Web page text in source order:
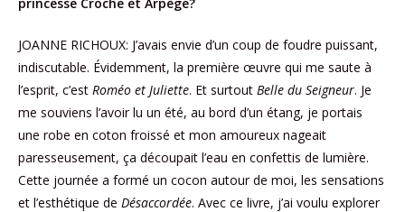
JOANNE RICHOUX: J’avais envie d’un coup de foudre puissant,
indiscutable. Évidemment, la première œuvre qui me saute à
l’esprit, c’est Roméo et Juliette. Et surtout Belle du Seigneur. Je
me souviens l’avoir lu un été, au bord d’un étang, je portais
une robe en coton froissé et mon amoureux nageait
paresseusement, ça découpait l’eau en confettis de lumière.
Cette journée a formé un cocon autour de moi, les sensations
et l’esthétique de Désaccordée. Avec ce livre, j’ai voulu explorer